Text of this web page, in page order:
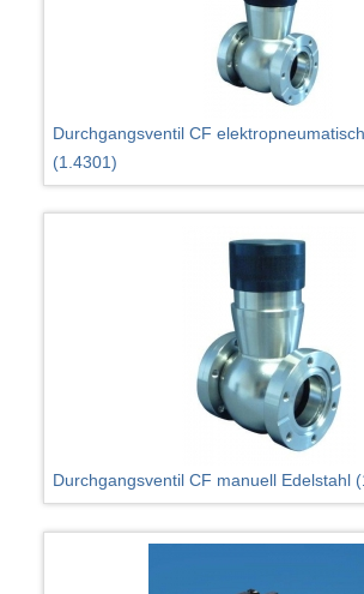
Durchgangsventil CF
(1.4301)
Durchgangsventil CF manuell Edelstahl